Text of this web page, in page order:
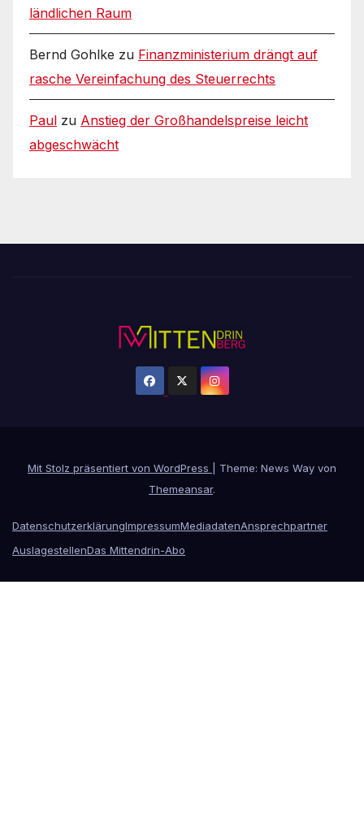
ländlichen Raum
Bernd Gohlke zu Finanzministerium drängt auf
rasche Vereinfachung des Steuerrechts
Paul zu Anstieg der Großhandelspreise leicht
abgeschwächt
Mit Stolz präsentiert von WordPress
Theme: News Way von
Themeansar.
DatenschutzerklärungImpressumMediadatenAnsprechpartner
AuslagestellenDas Mittendrin-Abo